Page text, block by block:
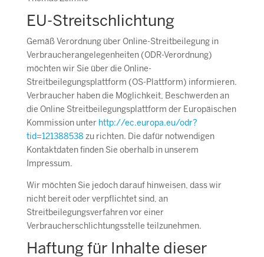
EU-Streitschlichtung
Gemäß Verordnung über Online-Streitbeilegung in
Verbraucherangelegenheiten (ODR-Verordnung)
möchten wir Sie über die Online-
Streitbeilegungsplattform (OS-Plattform) informieren.
Verbraucher haben die Möglichkeit, Beschwerden an
die Online Streitbeilegungsplattform der Europäischen
Kommission unter http://ec.europa.eu/odr?
tid=121388538 zu richten. Die dafür notwendigen
Kontaktdaten finden Sie oberhalb in unserem
Impressum.
Wir möchten Sie jedoch darauf hinweisen, dass wir
nicht bereit oder verpflichtet sind, an
Streitbeilegungsverfahren vor einer
Verbraucherschlichtungsstelle teilzunehmen.
Haftung für Inhalte dieser